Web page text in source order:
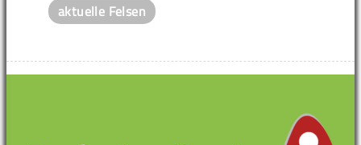
aktuelle Felsen